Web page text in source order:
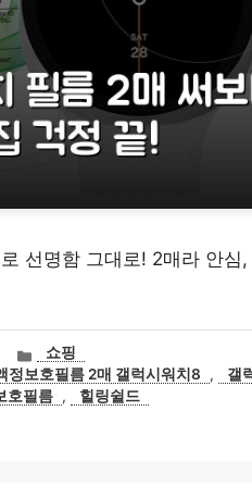
선명함 그대로! 2매라 안심
카
테
고
쇼핑
정보호필름 2매 갤럭시워치8 , 갤
호필름 , 힐링쉴드